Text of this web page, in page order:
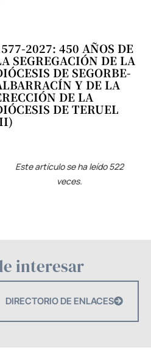
2027: 450 AÑOS DE
SEGREGACIÓN DE LA
DE SEGORBE-
Y DE LA
DE LA
DE TERUEL
Este artículo se ha leído 522
veces.
interesar
DIRECTORIO DE ENLACES